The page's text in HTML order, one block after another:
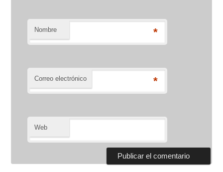
Nombre *
Correo electrónico *
Web